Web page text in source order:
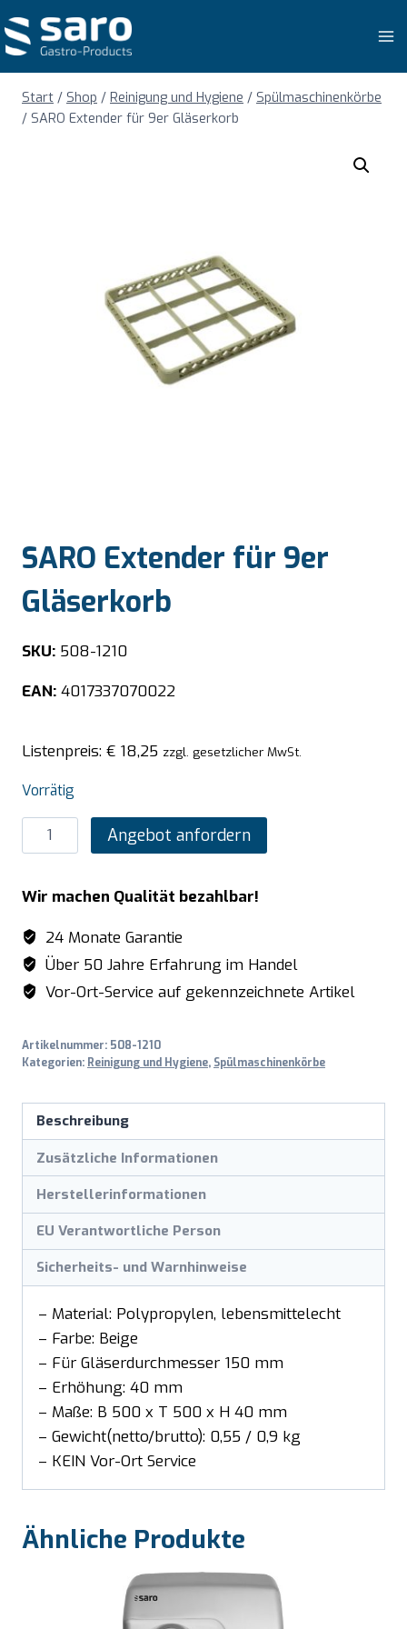
Inhalt
springen
Start / Shop / Reinigung und Hygiene / Spülmaschinenkörbe
/ SARO Extender für 9er Gläserkorb
SARO Extender für 9er
Gläserkorb
SKU: 508-1210
EAN: 4017337070022
Listenpreis: € 18,25 zzgl. gesetzlicher MwSt.
Vorrätig
SARO
Extender
9er
Gläserkorb
Menge
Angebot anfordern
Wir machen Qualität bezahlbar!
24 Monate Garantie
Über 50 Jahre Erfahrung im Handel
Vor-Ort-Service auf gekennzeichnete Artikel
Artikelnummer: 508-1210
Kategorien: Reinigung und Hygiene, Spülmaschinenkörbe
Beschreibung
Zusätzliche Informationen
Herstellerinformationen
EU Verantwortliche Person
Sicherheits- und Warnhinweise
– Material: Polypropylen, lebensmittelecht
– Farbe: Beige
– Für Gläserdurchmesser 150 mm
– Erhöhung: 40 mm
– Maße: B 500 x T 500 x H 40 mm
– Gewicht(netto/brutto): 0,55 / 0,9 kg
– KEIN Vor-Ort Service
Ähnliche Produkte